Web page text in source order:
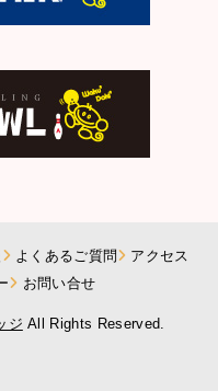
よくあるご質問
アクセス
お問い合せ
ジ All Rights Reserved.